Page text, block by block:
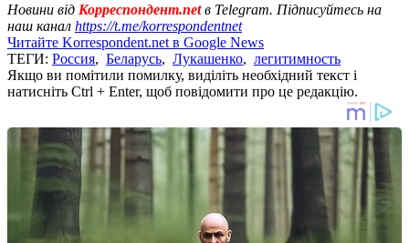
Новини від Корреспондент.netв Telegram. Підписуйтесь на
наш канал https://t.me/korrespondentnet
Читайте Korrespondent.net в Google News
ТЕГИ: Россия, Беларусь, Лукашенко, легитимность
Якщо ви помітили помилку, виділіть необхідний текст і
натисніть Ctrl + Enter, щоб повідомити про це редакцію.